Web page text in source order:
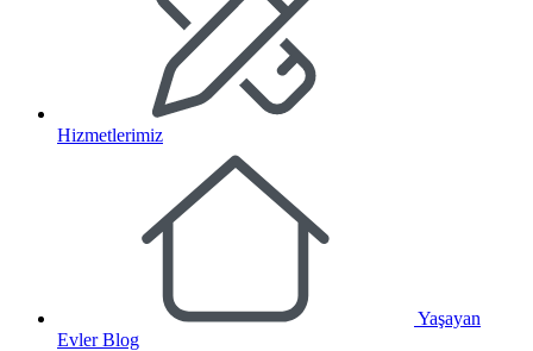
Hizmetlerimiz
Yaşayan
Evler Blog